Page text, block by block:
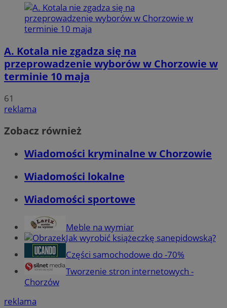
A. Kotala nie zgadza się na
przeprowadzenie wyborów w Chorzowie w
terminie 10 maja
61
reklama
Zobacz również
Wiadomości kryminalne w Chorzowie
Wiadomości lokalne
Wiadomości sportowe
Meble na wymiar
Jak wyrobić książeczkę sanepidowską?
Części samochodowe do -70%
Tworzenie stron internetowych -
Chorzów
reklama